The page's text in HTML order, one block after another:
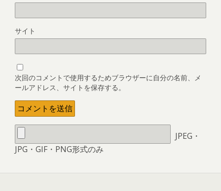
サイト
次回のコメントで使用するためブラウザーに自分の名前、メ
ールアドレス、サイトを保存する。
JPEG・
JPG・GIF・PNG形式のみ